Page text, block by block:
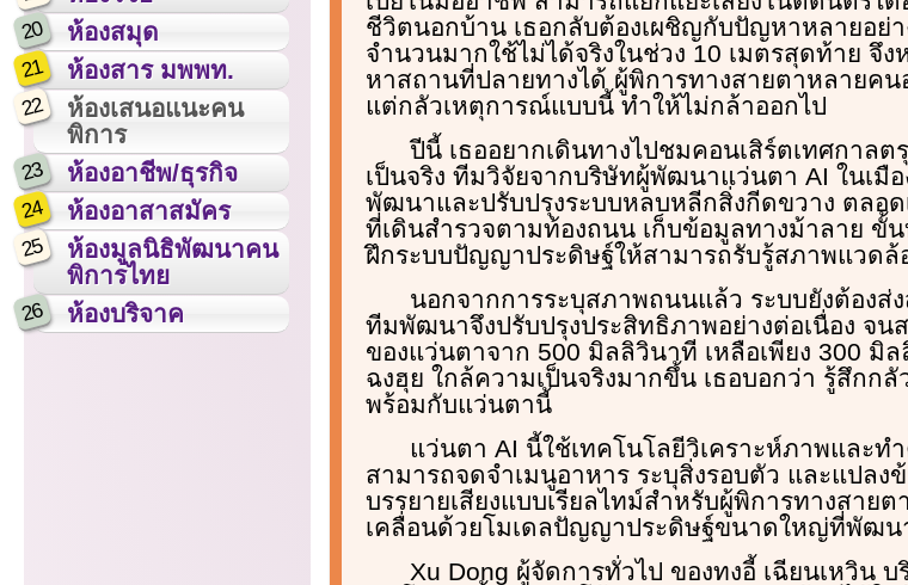
20 ห้องสมุด
21 ห้องสาร มพพท.
22
ห้องเสนอแนะคน
พิการ
23 ห้องอาชีพ/ธุรกิจ
24 ห้องอาสาสมัคร
25
ห้องมูลนิธิพัฒนาคน
พิการไทย
26 ห้องบริจาค
ชีวิตนอกบ้าน เธอกลับต้องเผชิญกับปัญหาหลายอย่า
จำนวนมากใช้ไม่ได้จริงในช่วง 10 เมตรสุดท้าย จึง
หาสถานที่ปลายทางได้ ผู้พิการทางสายตาหลายค
แต่กลัวเหตุการณ์แบบนี้ ทำให้ไม่กล้าออกไป
ปีนี้ เธออยากเดินทางไปชมคอนเสิร์ตเทศกาลต
เป็นจริง ทีมวิจัยจากบริษัทผู้พัฒนาแว่นตา AI ในเมื
พัฒนาและปรับปรุงระบบหลบหลีกสิ่งกีดขวาง ตลอด
ที่เดินสำรวจตามท้องถนน เก็บข้อมูลทางม้าลาย ขั้น
ฝึกระบบปัญญาประดิษฐ์ให้สามารถรับรู้สภาพแวดล้
นอกจากการระบุสภาพถนนแล้ว ระบบยังต้องส่
ทีมพัฒนาจึงปรับปรุงประสิทธิภาพอย่างต่อเนื่อง จน
ของแว่นตาจาก 500 มิลลิวินาที เหลือเพียง 300 มิ
ฉงฮุย ใกล้ความเป็นจริงมากขึ้น เธอบอกว่า รู้สึกก
พร้อมกับแว่นตานี้
แว่นตา AI นี้ใช้เทคโนโลยีวิเคราะห์ภาพและท
สามารถจดจำเมนูอาหาร ระบุสิ่งรอบตัว และแปลง
บรรยายเสียงแบบเรียลไทม์สำหรับผู้พิการทางสาย
เคลื่อนด้วยโมเดลปัญญาประดิษฐ์ขนาดใหญ่ที่พัฒน
Xu Dong ผู้จัดการทั่วไป ของทงอี้ เฉียนเหวิน